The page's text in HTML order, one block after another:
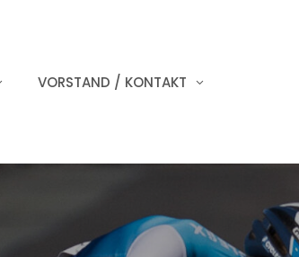
VORSTAND / KONTAKT